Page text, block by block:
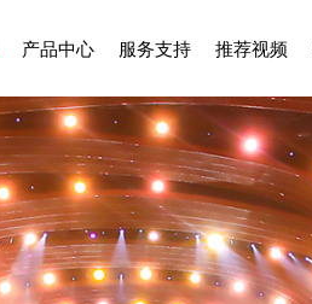
产品中心 服务支持 推荐视频